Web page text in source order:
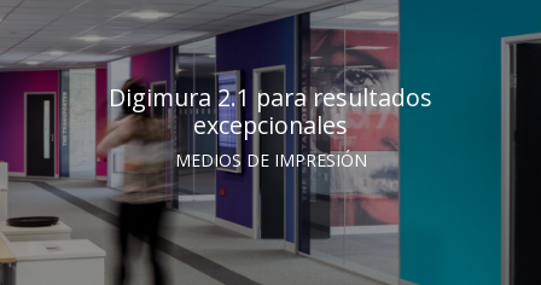
Digimura 2.1 para resultados
excepcionales
MEDIOS DE IMPRESIÓN